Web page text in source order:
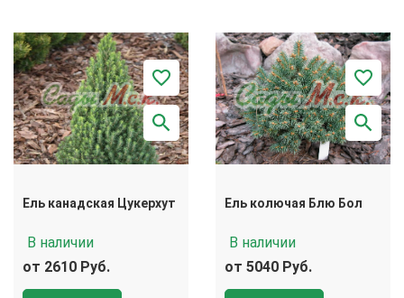
Ель канадская Цукерхут
В наличии
от 2610 Руб.
Ель колючая Блю Бол
В наличии
от 5040 Руб.